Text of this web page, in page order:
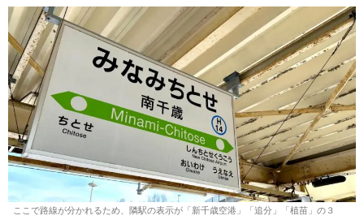
ここで路線が分かれるため、隣駅の表示が「新千歳空港」「追分」「植苗」の３